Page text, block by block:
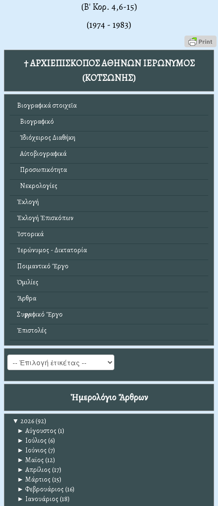
(Β' Κορ. 4,6-15)
(1974 - 1983)
† ΑΡΧΙΕΠΙΣΚΟΠΟΣ ΑΘΗΝΩΝ ΙΕΡΩΝΥΜΟΣ
(ΚΟΤΣΩΝΗΣ)
Βιογραφικά στοιχεῖα
Βιογραφικό
Ἰδιόχειρος Διαθήκη
Αὐτοβιογραφικά
Προσωπικότητα
Νεκρολογίες
Ἐκλογή
Ἐκλογή Ἐπισκόπων
Ἱστορικά
Ἱερώνυμος - Δικτατορία
Ποιμαντικό Ἔργο
Ὁμιλίες
Ἄρθρα
Συγγραφικό Ἔργο
Ἐπιστολές
Ἡμερολόγιο Ἄρθρων
▼ 2026(92)
► Αύγουστος (1)
► Ιούλιος (6)
► Ιούνιος (7)
► Μαϊος (12)
► Απρίλιος (17)
► Μάρτιος (15)
► Φεβρουάριος (16)
► Ιανουάριος (18)